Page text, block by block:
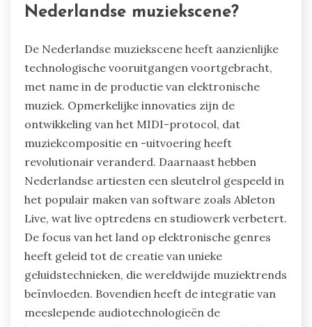
Nederlandse muziekscene?
De Nederlandse muziekscene heeft aanzienlijke
technologische vooruitgangen voortgebracht,
met name in de productie van elektronische
muziek. Opmerkelijke innovaties zijn de
ontwikkeling van het MIDI-protocol, dat
muziekcompositie en -uitvoering heeft
revolutionair veranderd. Daarnaast hebben
Nederlandse artiesten een sleutelrol gespeeld in
het populair maken van software zoals Ableton
Live, wat live optredens en studiowerk verbetert.
De focus van het land op elektronische genres
heeft geleid tot de creatie van unieke
geluidstechnieken, die wereldwijde muziektrends
beïnvloeden. Bovendien heeft de integratie van
meeslepende audiotechnologieën de